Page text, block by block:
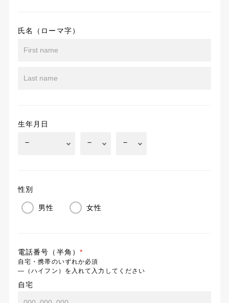
氏名（ローマ字）
生年月日
性別
男性 女性
電話番号（半角） *
自宅・携帯のいずれか必須
―（ハイフン）を入れて入力してください
自宅